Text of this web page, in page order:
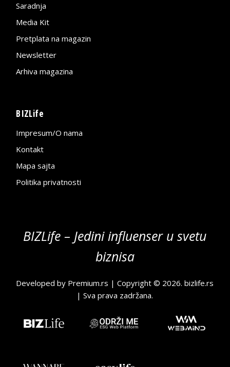
Saradnja
Media Kit
Pretplata na magazin
Newsletter
Arhiva magazina
BIZLife
Impresum/O nama
Kontakt
Mapa sajta
Politika privatnosti
BIZLife – Jedini influenser u svetu
biznisa
Developed by Premium.rs | Copyright © 2026.bizlife.rs
| Sva prava zadržana.